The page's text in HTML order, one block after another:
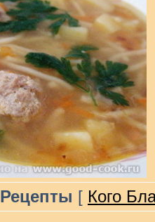
Рецепты [ Кого